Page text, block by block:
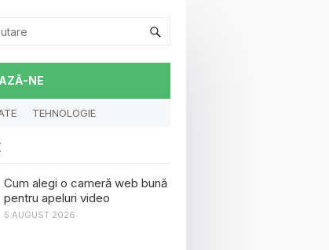
NE
TEHNOLOGIE
Cum alegi o cameră web bună
pentru apeluri video
5 AUGUST 2026